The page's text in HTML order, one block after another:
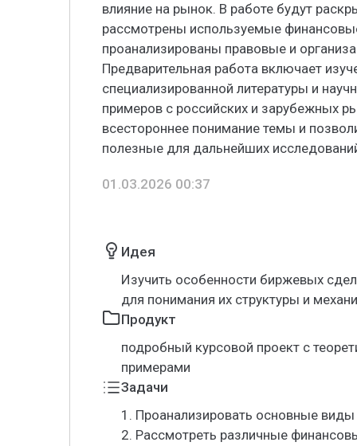
влияние на рынок. В работе будут
рассмотрены используемые
проанализированы правовые и
Предварительная работа включает
специализированной литературы и
примеров с российских и зарубежных
всестороннее понимание темы и
полезные для дальнейших
01.03.2026 00:37
Идея
Изучить особенности биржевых
для понимания их структуры и
Продукт
подробный курсовой проект с
примерами
Задачи
1. Проанализировать основные
2. Рассмотреть различные